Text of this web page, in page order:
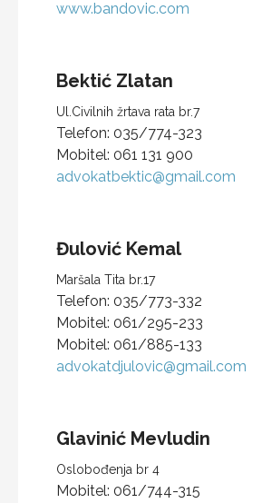
www.bandovic.com
Bektić Zlatan
Ul.Civilnih žrtava rata br.7
Telefon: 035/774-323
Mobitel: 061 131 900
advokatbektic@gmail.com
Đulović Kemal
Maršala Tita br.17
Telefon: 035/773-332
Mobitel: 061/295-233
Mobitel: 061/885-133
advokatdjulovic@gmail.com
Glavinić Mevludin
Oslobođenja br 4
Mobitel: 061/744-315